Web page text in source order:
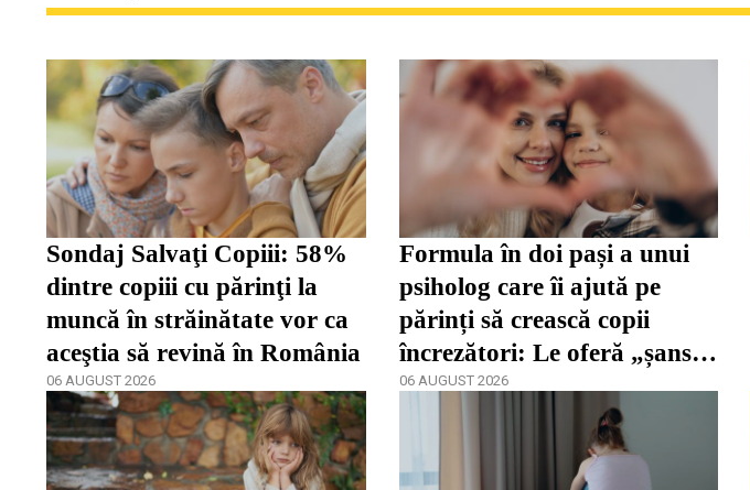
Sondaj Salvaţi Copiii: 58%
dintre copiii cu părinţi la
muncă în străinătate vor ca
aceştia să revină în România
06 AUGUST 2026
Formula în doi pași a unui
psiholog care îi ajută pe
părinți să crească copii
încrezători: Le oferă „șansa
de a se dezvolta”
06 AUGUST 2026